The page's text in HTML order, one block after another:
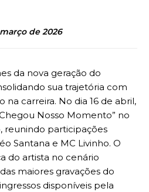
de 2026
da nova geração do
sua trajetória com
carreira. No dia 16 de abril,
Nosso Momento” no
reunindo participações
Santana e MC Livinho. O
do artista no cenário
maiores gravações do
disponíveis pela